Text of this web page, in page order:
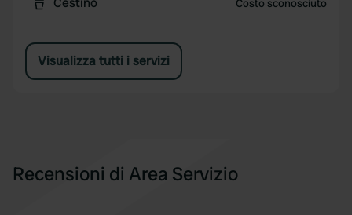
Costo sconosciuto
Visualizza tutti i servizi
Recensioni di Area Servizio